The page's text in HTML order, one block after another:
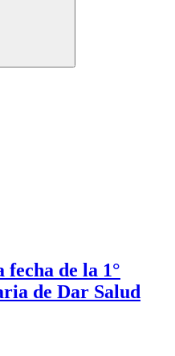
de la 1°
de Dar Salud